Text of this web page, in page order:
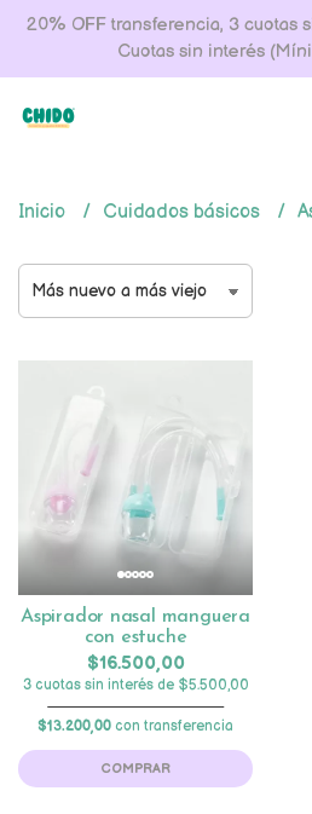
20% OFF transferencia, 3 cuotas
Cuotas sin interés
Inicio Cuidados básicos
Aspirador nasal manguera
con estuche
$16.500,00
3 cuotas sin interés de $5.500,00
$13.200,00 con transferencia
COMPRAR